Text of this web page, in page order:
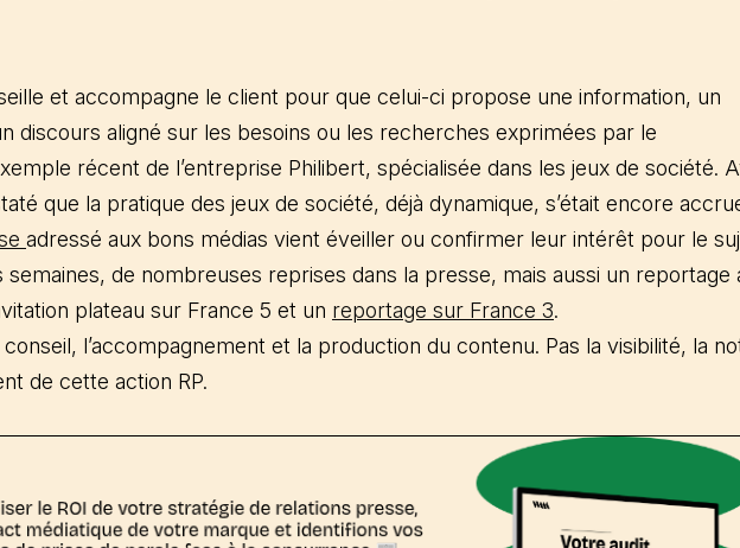
et accompagne le client pour que celui-ci propose une information, un
discours aligné sur les besoins ou les recherches exprimées par le
récent de l’entreprise Philibert, spécialisée dans les jeux de société.
que la pratique des jeux de société, déjà dynamique, s’était encore
adressé aux bons médias vient éveiller ou confirmer leur intérêt pour le
semaines, de nombreuses reprises dans la presse, mais aussi un reportage
plateau sur France 5 et un reportage sur France 3.
conseil, l’accompagnement et la production du contenu. Pas la visibilité, la
de cette action RP.